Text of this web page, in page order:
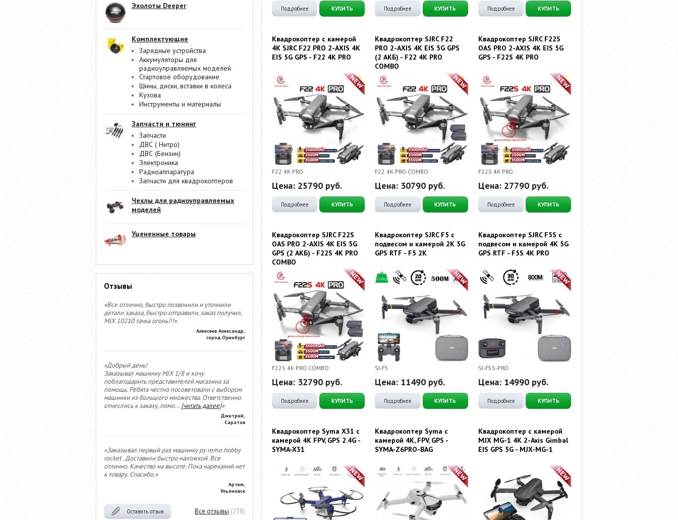
Эхолоты Deeper
Комплектующие
Зарядные устройства
Аккумуляторы для
радиоуправляемых моделей
Стартовое оборудование
Шины, диски, вставки в колеса
Кузова
Инструменты и материалы
Запчасти и тюнинг
Запчасти
ДВС ( Нитро)
ДВС (Бензин)
Электроника
Радиоаппаратура
Запчасти для квадрокоптеров
Чехлы для радиоуправляемых
моделей
Уцененные товары
Отзывы
«Все отлично, быстро позвонили и уточнили
детали заказа, быстро отправили, заказ получил,
MJX 10210 тачка огонь!!!»
Алексеев Александр,
город Оренбург
«Добрый день!
Заказывал машинку MJX 1/8 и хочу
поблагодарить представителей магазина за
помощь. Ребята честно посоветовали с выбором
машинки из большого множества. Ответственно
отнеслись к заказу, помо...[читать далее]»
Дмитрий,
Саратов
«Заказывал первый раз машинку ру remo hobby
rocket . Доставили быстро наложкой. Все
отлично. Качество на высоте. Пока нареканий нет
к товару. Спасибо.»
Артем,
Ульяновск
Оставить отзыв Все отзывы (238)
Подробнее КУПИТЬ Подробнее КУПИТЬ Подробнее КУПИТЬ
Квадрокоптер с камерой
4К SJRC F22 PRO 2-AXIS 4K
EIS 5G GPS - F22 4K PRO
F22 4K PRO
Цена: 25790 руб.
Подробнее КУПИТЬ
Квадрокоптер SJRC F22
PRO 2-AXIS 4K EIS 5G GPS
(2 АКБ) - F22 4K PRO
COMBO
F22 4K PRO COMBO
Цена: 30790 руб.
Подробнее КУПИТЬ
Квадрокоптер SJRC F22S
OAS PRO 2-AXIS 4K EIS 5G
GPS - F22S 4K PRO
F22S 4K PRO
Цена: 27790руб.
Подробнее КУПИТЬ
Квадрокоптер SJRC F22S
OAS PRO 2-AXIS 4K EIS 5G
GPS (2 АКБ) - F22S 4K PRO
COMBO
F22S 4K PRO COMBO
Цена: 32790 руб.
Подробнее КУПИТЬ
Квадрокоптер SJRC F5 с
подвесом и камерой 2K 5G
GPS RTF - F5 2K
SJ-F5
Цена: 11490 руб.
Подробнее КУПИТЬ
Квадрокоптер SJRC F5S с
подвесом и камерой 4K 5G
GPS RTF - F5S 4K PRO
SJ-F5S-PRO
Цена: 14990руб.
Подробнее КУПИТЬ
Квадрокоптер Syma X31 с
камерой 4K FPV, GPS 2.4G -
SYMA-X31
Квадрокоптер Syma с
камерой 4K, FPV, GPS -
SYMA-Z6PRO-BAG
Квадрокоптер с камерой
MJX MG-1 4K 2-Axis Gimbal
EIS GPS 5G - MJX-MG-1